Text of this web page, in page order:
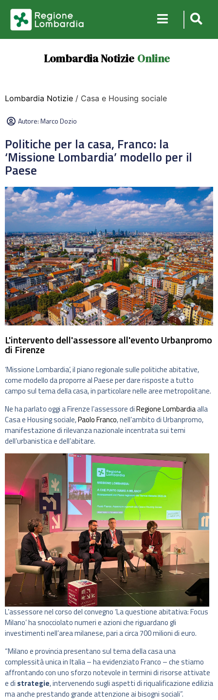
Lombardia Notizie Online
Lombardia Notizie / Casa e Housing sociale
Autore:Marco Dozio
Politiche per la casa, Franco: la
‘Missione Lombardia’ modello per il
Paese
L'intervento dell'assessore all'evento Urbanpromo
di Firenze
‘Missione Lombardia’, il piano regionale sulle politiche abitative,
come modello da proporre al Paese per dare risposte a tutto
campo sul tema della casa, in particolare nelle aree metropolitane.
Ne ha parlato oggi a Firenze l’assessore diRegione Lombardiaalla
Casa e Housing sociale,Paolo Franco, nell’ambito di Urbanpromo,
manifestazione di rilevanza nazionale incentrata sui temi
dell’urbanistica e dell’abitare.
L’assessore nel corso del convegno ‘La questione abitativa: Focus
Milano’ ha snocciolato numeri e azioni che riguardano gli
investimenti nell’area milanese, pari a circa 700 milioni di euro.
“Milano e provincia presentano sul tema della casa una
complessità unica in Italia – ha evidenziato Franco – che stiamo
affrontando con uno sforzo notevole in termini di risorse attivate
e di strategie, intervenendo sugli aspetti di riqualificazione edilizia
ma anche prestando grande attenzione ai bisogni sociali”.